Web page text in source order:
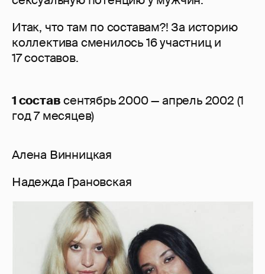
Итак, что там по составам?! За историю
коллектива сменилось 16 участниц и
17 составов.
1 составсентябрь 2000 — апрель 2002 (1
год 7 месяцев)
Алена Винницкая
Надежда Грановская